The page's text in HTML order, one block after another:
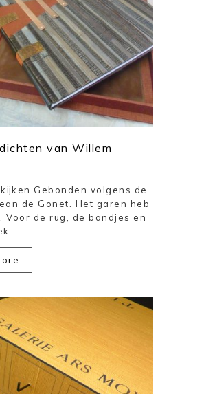
van Willem
Gebonden volgens de
de Gonet. Het garen heb
Voor de rug, de bandjes en
...